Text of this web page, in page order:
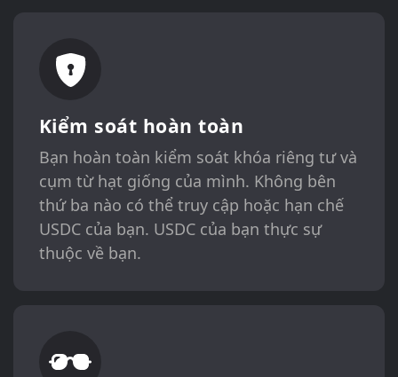
Kiểm soát hoàn toàn
Bạn hoàn toàn kiểm soát khóa riêng tư và
cụm từ hạt giống của mình. Không bên
thứ ba nào có thể truy cập hoặc hạn chế
USDC của bạn. USDC của bạn thực sự
thuộc về bạn.